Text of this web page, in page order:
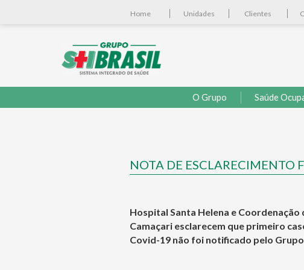
Home Unidades Clientes
O Grupo Saúde
NOTA DE ESCLARECIMENTO
Hospital Santa Helena e
Camaçari esclarecem que primeiro
Covid-19 não foi notificado pelo Grupo